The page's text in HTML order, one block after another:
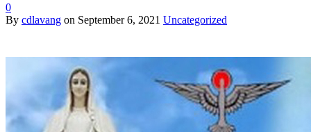
0
By cdlavang on September 6, 2021 Uncategorized